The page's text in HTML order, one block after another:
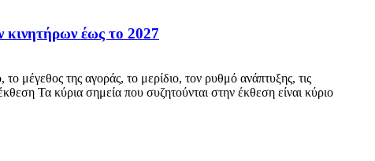
κινητήρων έως το 2027
μέγεθος της αγοράς, το μερίδιο, τον ρυθμό ανάπτυξης, τις
Τα κύρια σημεία που συζητούνται στην έκθεση είναι κύριο